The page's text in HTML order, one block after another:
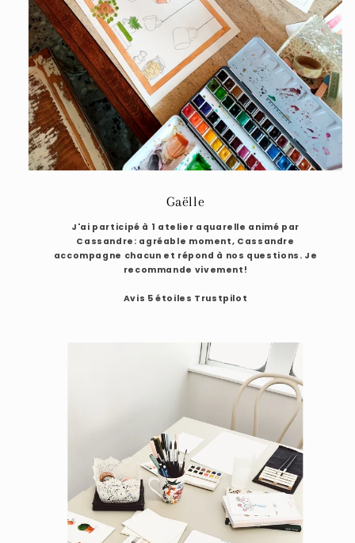
Gaëlle
J'ai participé à 1 atelier aquarelle animé par
Cassandre: agréable moment, Cassandre
accompagne chacun et répond à nos questions. Je
recommande vivement!
Avis 5 étoiles Trustpilot